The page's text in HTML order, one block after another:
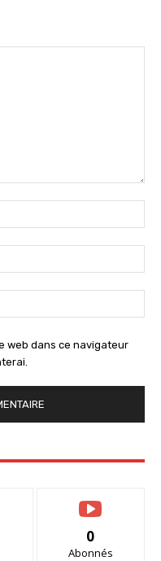
:*
:*
:
web dans ce navigateur
0
Abonnés